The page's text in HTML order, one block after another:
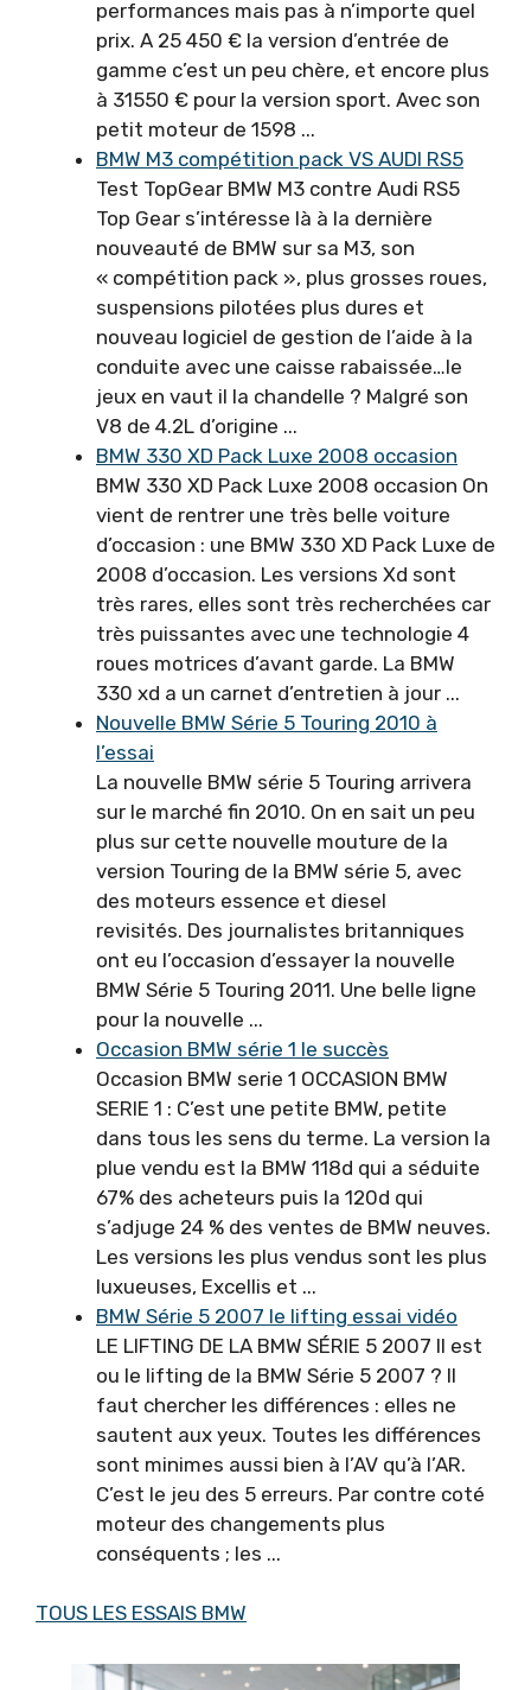
performances mais pas à n’importe quel
prix. A 25 450 € la version d’entrée de
gamme c’est un peu chère, et encore plus
à 31550 € pour la version sport. Avec son
petit moteur de 1598 ...
BMW M3 compétition pack VS AUDI RS5
Test TopGear BMW M3 contre Audi RS5
Top Gear s’intéresse là à la dernière
nouveauté de BMW sur sa M3, son
« compétition pack », plus grosses roues,
suspensions pilotées plus dures et
nouveau logiciel de gestion de l’aide à la
conduite avec une caisse rabaissée…le
jeux en vaut il la chandelle ? Malgré son
V8 de 4.2L d’origine ...
BMW 330 XD Pack Luxe 2008 occasion
BMW 330 XD Pack Luxe 2008 occasion On
vient de rentrer une très belle voiture
d’occasion : une BMW 330 XD Pack Luxe de
2008 d’occasion. Les versions Xd sont
très rares, elles sont très recherchées car
très puissantes avec une technologie 4
roues motrices d’avant garde. La BMW
330 xd a un carnet d’entretien à jour ...
Nouvelle BMW Série 5 Touring 2010 à
l’essai
La nouvelle BMW série 5 Touring arrivera
sur le marché fin 2010. On en sait un peu
plus sur cette nouvelle mouture de la
version Touring de la BMW série 5, avec
des moteurs essence et diesel
revisités. Des journalistes britanniques
ont eu l’occasion d’essayer la nouvelle
BMW Série 5 Touring 2011. Une belle ligne
pour la nouvelle ...
Occasion BMW série 1 le succès
Occasion BMW serie 1 OCCASION BMW
SERIE 1 : C’est une petite BMW, petite
dans tous les sens du terme. La version la
plue vendu est la BMW 118d qui a séduite
67% des acheteurs puis la 120d qui
s’adjuge 24 % des ventes de BMW neuves.
Les versions les plus vendus sont les plus
luxueuses, Excellis et ...
BMW Série 5 2007 le lifting essai vidéo
LE LIFTING DE LA BMW SÉRIE 5 2007 Il est
ou le lifting de la BMW Série 5 2007 ? Il
faut chercher les différences : elles ne
sautent aux yeux. Toutes les différences
sont minimes aussi bien à l’AV qu’à l’AR.
C’est le jeu des 5 erreurs. Par contre coté
moteur des changements plus
conséquents ; les ...
TOUS LES ESSAIS BMW